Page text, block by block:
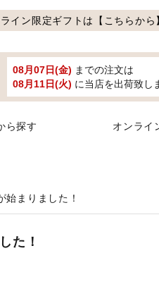
イン限定ギフトは【こちらから
08月07日(金) までの注文は
08月11日(火) に当店を出荷致し
ら探す オンライ
始まりました！
た！